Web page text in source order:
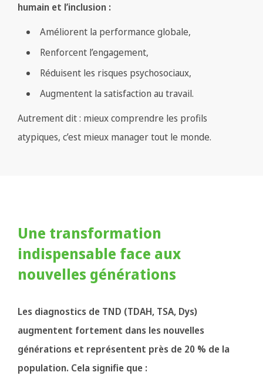
humain et l’inclusion :
Améliorent la performance globale,
Renforcent l’engagement,
Réduisent les risques psychosociaux,
Augmentent la satisfaction au travail.
Autrement dit : mieux comprendre les profils
atypiques, c’est mieux manager tout le monde.
Une transformation
indispensable face aux
nouvelles générations
Les diagnostics de TND (TDAH, TSA, Dys)
augmentent fortement dans les nouvelles
générations et représentent près de 20 % de la
population. Cela signifie que :